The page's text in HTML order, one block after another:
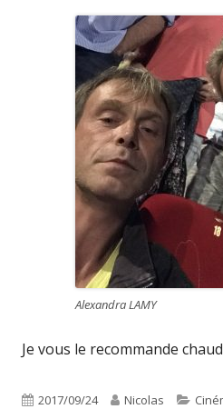
Alexandra LAMY
Je vous le recommande
Publié
2017/09/24 Auteur
Nicolas